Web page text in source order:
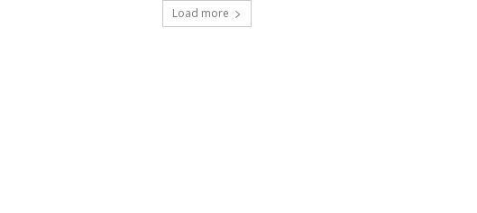
Load more